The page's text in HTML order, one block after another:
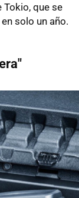
que se
solo un año.